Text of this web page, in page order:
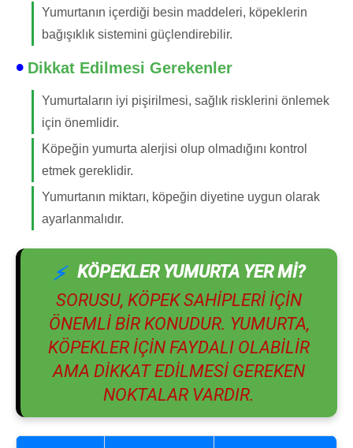
Yumurtanın içerdiği besin maddeleri, köpeklerin
bağışıklık sistemini güçlendirebilir.
Dikkat Edilmesi Gerekenler
Yumurtaların iyi pişirilmesi, sağlık risklerini önlemek
için önemlidir.
Köpeğin yumurta alerjisi olup olmadığını kontrol
etmek gereklidir.
Yumurtanın miktarı, köpeğin diyetine uygun olarak
ayarlanmalıdır.
KÖPEKLER YUMURTA YER MI?
SORUSU, KÖPEK SAHIPLERI IÇIN
ÖNEMLI BIR KONUDUR. YUMURTA,
KÖPEKLER IÇIN FAYDALI OLABILIR
AMA DIKKAT EDILMESI GEREKEN
NOKTALAR VARDIR.